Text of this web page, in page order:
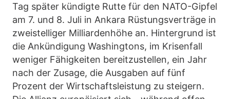
Tag später kündigte Rutte für den NATO-Gipfel
am 7. und 8. Juli in Ankara Rüstungsverträge in
zweistelliger Milliardenhöhe an. Hintergrund ist
die Ankündigung Washingtons, im Krisenfall
weniger Fähigkeiten bereitzustellen, ein Jahr
nach der Zusage, die Ausgaben auf fünf
Prozent der Wirtschaftsleistung zu steigern.